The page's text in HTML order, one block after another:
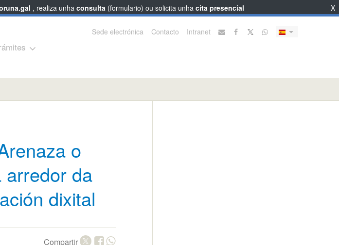
Sede electrónica Contacto Intranet
o
da
dixital
Compartir
, realiza unha consulta(formulario) ou solicita unha cita presencial X